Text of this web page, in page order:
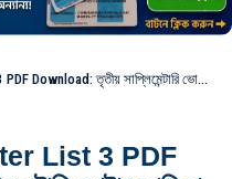
ভোটার তালিকা বেরিয়েছে! আপনার নাম আছে কি না এখনই দেখুন – 111
List 3 PDF